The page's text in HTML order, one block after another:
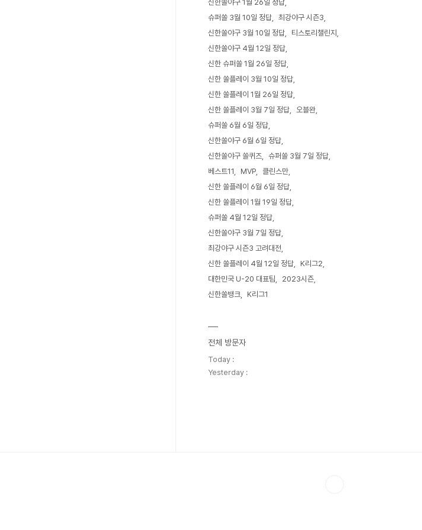
신한쏠야구 1월 26일 정답
슈퍼쏠 3월 10일 정답
최강야구 시즌3
신한쏠야구 3월 10일 정답
티스토리챌린지
신한쏠야구 4월 12일 정답
신한 슈퍼쏠 1월 26일 정답
신한 쏠플레이 3월 10일 정답
신한 쏠플레이 1월 26일 정답
신한 쏠플레이 3월 7일 정답
오블완
슈퍼쏠 6월 6일 정답
신한쏠야구 6월 6일 정답
신한쏠야구 쏠퀴즈
슈퍼쏠 3월 7일 정답
베스트11
MVP
클린스만
신한 쏠플레이 6월 6일 정답
신한 쏠플레이 1월 19일 정답
슈퍼쏠 4월 12일 정답
신한쏠야구 3월 7일 정답
최강야구 시즌3 고려대전
신한 쏠플레이 4월 12일 정답
K리그2
대한민국 U-20 대표팀
2023시즌
신한쏠뱅크
K리그1
전체 방문자
Today :
Yesterday :